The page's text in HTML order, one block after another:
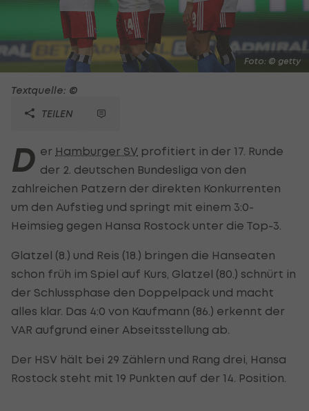
Foto: © getty
Textquelle: ©
TEILEN
D er Hamburger SV profitiert in der 17. Runde
der 2. deutschen Bundesliga von den
zahlreichen Patzern der direkten Konkurrenten
um den Aufstieg und springt mit einem 3:0-
Heimsieg gegen Hansa Rostock unter die Top-3.
Glatzel (8.) und Reis (18.) bringen die Hanseaten
schon früh im Spiel auf Kurs, Glatzel (80.) schnürt in
der Schlussphase den Doppelpack und macht
alles klar. Das 4:0 von Kaufmann (86.) erkennt der
VAR aufgrund einer Abseitsstellung ab.
Der HSV hält bei 29 Zählern und Rang drei, Hansa
Rostock steht mit 19 Punkten auf der 14. Position.